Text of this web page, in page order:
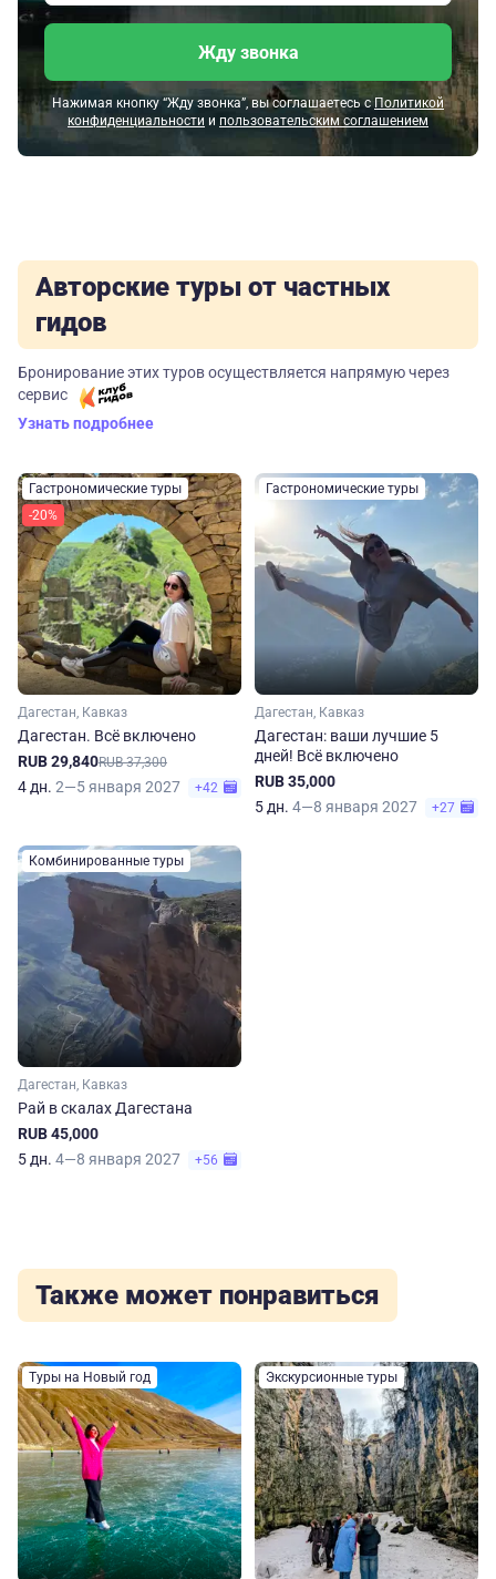
Жду звонка
Нажимая кнопку “Жду звонка”, вы соглашаетесь с Политикой
конфиденциальности и пользовательским соглашением
Авторские туры от частных
гидов
Бронирование этих туров осуществляется напрямую через
сервис
Узнать подробнее
Гастрономические туры
-20%
Дагестан, Кавказ
Дагестан. Всё включено
RUB 29,840RUB 37,300
4 дн. 2—5 января 2027 +42
Гастрономические туры
Дагестан, Кавказ
Дагестан: ваши лучшие 5
дней! Всё включено
RUB 35,000
5 дн. 4—8 января 2027 +27
Комбинированные туры
Дагестан, Кавказ
Рай в скалах Дагестана
RUB 45,000
5 дн. 4—8 января 2027 +56
Также может понравиться
Туры на Новый год Экскурсионные туры